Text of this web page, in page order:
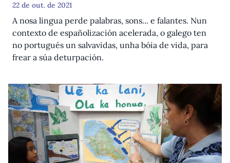
22 de out. de 2021
A nosa lingua perde palabras, sons... e falantes. Nun
contexto de españolización acelerada, o galego ten
no portugués un salvavidas, unha bóia de vida, para
frear a súa deturpación.